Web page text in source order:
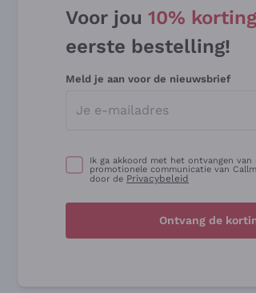
Voor jou 10% korting
eerste bestelling!
Meld je aan voor de nieuwsbrief
Ik ga akkoord met het ontvangen van
promotionele communicatie van
door de Privacybeleid
Ontvang de